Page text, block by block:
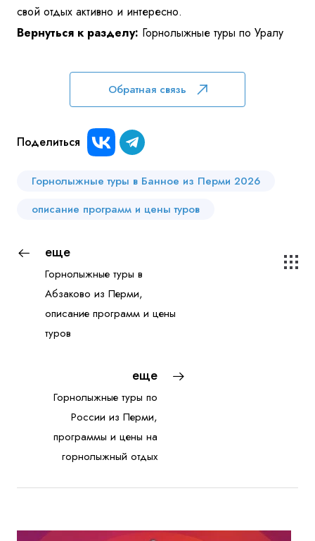
свой отдых активно и интересно.
Вернуться к разделу: Горнолыжные туры по Уралу
Обратная связь
Поделиться
Горнолыжные туры в Банное из Перми 2026
описание программ и цены туров
еще
Горнолыжные туры в
Абзаково из Перми,
описание программ и цены
туров
еще
Горнолыжные туры по
России из Перми,
программы и цены на
горнолыжный отдых